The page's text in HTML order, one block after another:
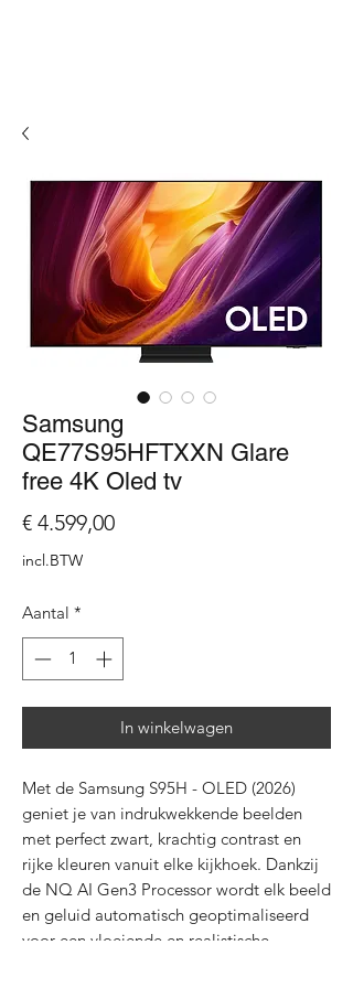
Samsung
QE77S95HFTXXN Glare
free 4K Oled tv
€ 4.599,00Prijs
incl.BTW
Aantal *
In winkelwagen
Met de Samsung S95H - OLED (2026)
geniet je van indrukwekkende beelden
met perfect zwart, krachtig contrast en
rijke kleuren vanuit elke kijkhoek. Dankzij
de NQ AI Gen3 Processor wordt elk beeld
en geluid automatisch geoptimaliseerd
voor een vloeiende en realistische